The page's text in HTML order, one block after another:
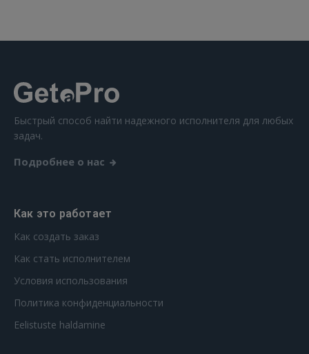
Быстрый способ найти надежного исполнителя для любых
задач.
Подробнее о нас
Как это работает
Как создать заказ
Как стать исполнителем
Условия использования
Политика конфиденциальности
Eelistuste haldamine